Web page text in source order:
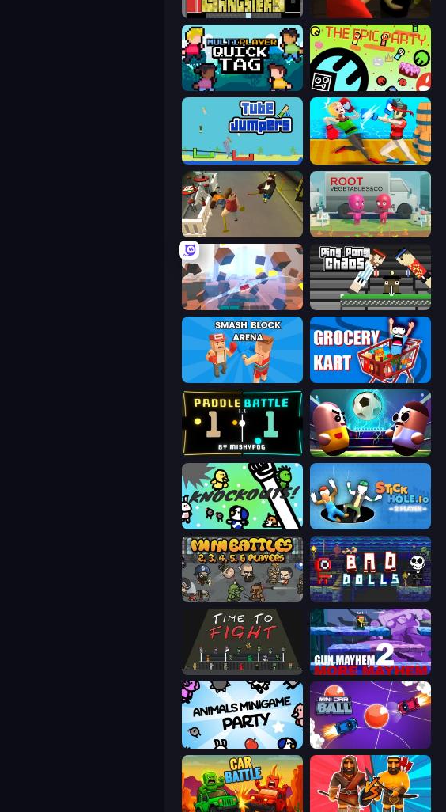
Gangsters
Multiplayer Quick Tag The Epic Party
Tube Jumpers Funny Ragdoll Wrestlers
Root Vegetables & Co
Cubic Rush Ping Pong Chaos
Smash Block Arena Grocery Kart
Paddle Battle Pill Soccer
KNOCKOUTS! Stickhole.io
MiniBattles Bad Dolls
Time to Fight Gun Mayhem 2
Animals Minigame Party Mini Car Ball